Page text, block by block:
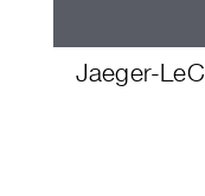
Jaeger-